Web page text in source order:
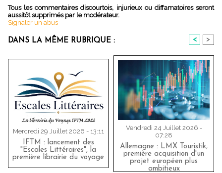
Tous les commentaires discourtois, injurieux ou diffamatoires seront
aussitôt supprimés par le modérateur.
Signaler un abus
DANS LA MÊME RUBRIQUE : < >
Mercredi 29 Juillet 2026 - 13:11
IFTM : lancement des
"Escales Littéraires", la
première librairie du voyage
Vendredi 24 Juillet 2026 -
07:28
Allemagne : LMX Touristik,
première acquisition d'un
projet européen plus
ambitieux